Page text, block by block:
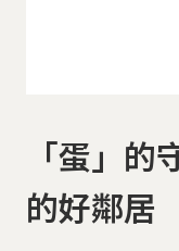
「蛋」
的好鄰居